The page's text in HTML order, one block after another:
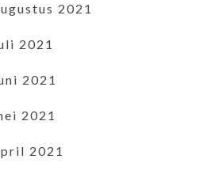
2021
2021
2021
2021
2021